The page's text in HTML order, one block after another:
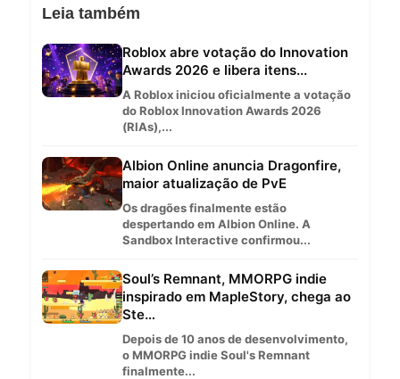
Leia também
Roblox abre votação do Innovation
Awards 2026 e libera itens...
A Roblox iniciou oficialmente a votação
do Roblox Innovation Awards 2026
(RIAs),...
Albion Online anuncia Dragonfire,
maior atualização de PvE
Os dragões finalmente estão
despertando em Albion Online. A
Sandbox Interactive confirmou...
Soul’s Remnant, MMORPG indie
inspirado em MapleStory, chega ao
Ste…
Depois de 10 anos de desenvolvimento,
o MMORPG indie Soul's Remnant
finalmente...